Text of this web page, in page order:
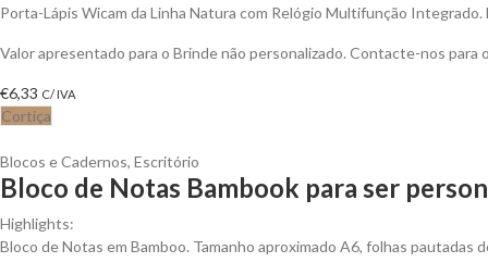
Porta-Lápis Wicam da Linha Natura com Relógio Multifunção
Valor apresentado para o Brinde não personalizado. Contacte-nos
€6,33 C/ IVA
Cortiça
Blocos e Cadernos, Escritório
Bloco de Notas Bambook para ser
Highlights:
Bloco de Notas em Bamboo. Tamanho aproximado A6, folhas pautadas